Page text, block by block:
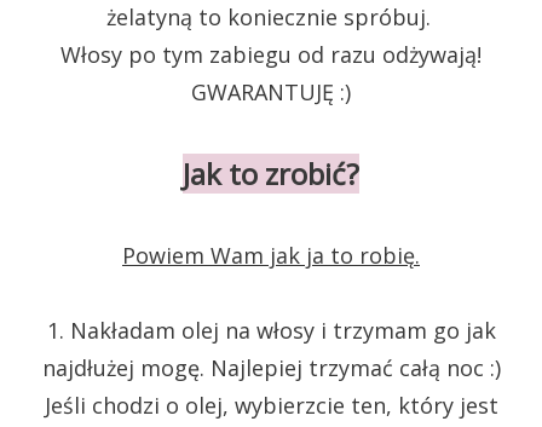
żelatyną to koniecznie spróbuj.
Włosy po tym zabiegu od razu odżywają!
GWARANTUJĘ :)
Jak to zrobić?
Powiem Wam jak ja to robię.
1. Nakładam olej na włosy i trzymam go jak
najdłużej mogę. Najlepiej trzymać całą noc :)
Jeśli chodzi o olej, wybierzcie ten, który jest